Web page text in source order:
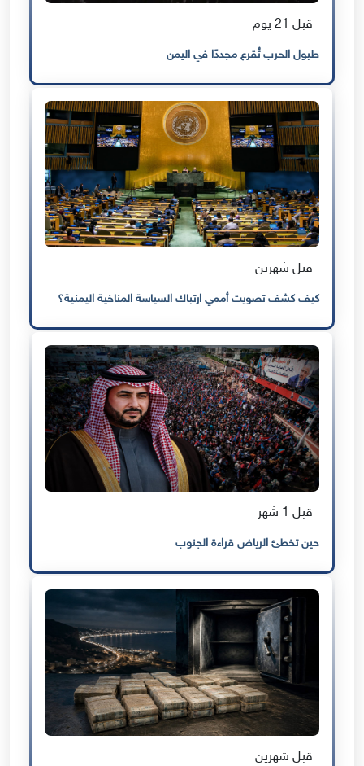
قبل 21 يوم
طبول الحرب تُقرع مجددًا في اليمن
قبل شهرين
كيف كشف تصويت أممي ارتباك السياسة المناخية اليمنية؟
قبل 1 شهر
حين تخطئ الرياض قراءة الجنوب
قبل شهرين